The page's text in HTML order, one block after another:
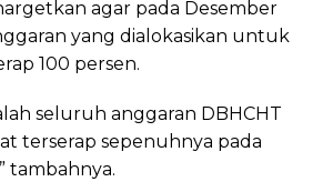
agar pada Desember
yang dialokasikan untuk
100 persen.
seluruh anggaran DBHCHT
terserap sepenuhnya pada
tambahnya.